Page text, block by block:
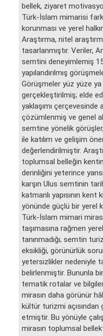
bellek, ziyaret
Türk-İslam mimarisi
korunması ve yerel
Araştırma, nitel
tasarlanmıştır. Veriler,
semtini deneyimlemiş 15
yapılandırılmış
Görüşmeler yüz yüze
gerçekleştirilmiş; elde
yaklaşımı çerçevesinde
çözümlenmiş ve genel
semtine yönelik
ile katılım ve gelişim
değerlendirilmiştir.
toplumsal belleğin
derinliğini yeterince
karşın Ulus semtinin
katmanlı yapısının kent
yönünde güçlü bir yerel
Türk-İslam mimari
taşımasına rağmen
tanınmadığı; semtin
eksikliği, görünürlük
yetersizlikler nedeniyle
belirlenmiştir. Bununla
tematik rotalar ve
mirasın daha görünür
kültür turizmi
etmiştir. Bu yönüyle
mirasın toplumsal